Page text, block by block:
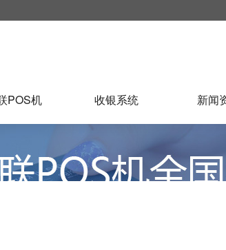
POS机 收银系统 新闻